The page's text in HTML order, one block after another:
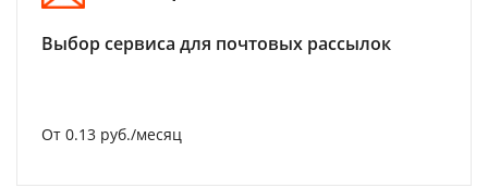
Выбор сервиса для почтовых рассылок
От 0.13 руб./месяц